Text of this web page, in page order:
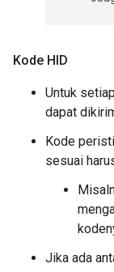
Kode HID
Untuk
dapat
Kode
sesuai
Jika ada